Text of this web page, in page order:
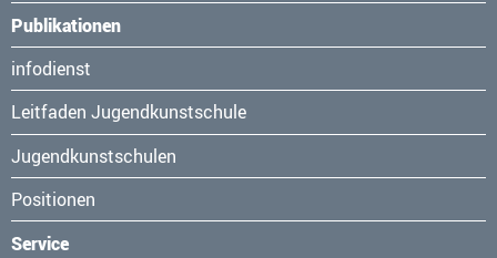
Publikationen
Navigation
überspringen
infodienst
Leitfaden Jugendkunstschule
Jugendkunstschulen
Positionen
Service